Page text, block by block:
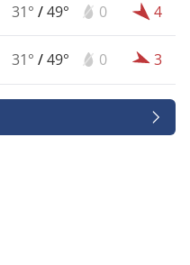
31° /49° 0 4
31° /49° 0 3